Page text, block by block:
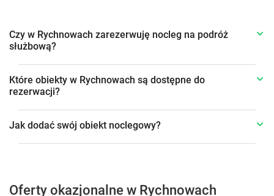
Czy w Rychnowach zarezerwuję nocleg na podróż
służbową?
Które obiekty w Rychnowach są dostępne do
rezerwacji?
Jak dodać swój obiekt noclegowy?
Oferty okazjonalne w Rychnowach